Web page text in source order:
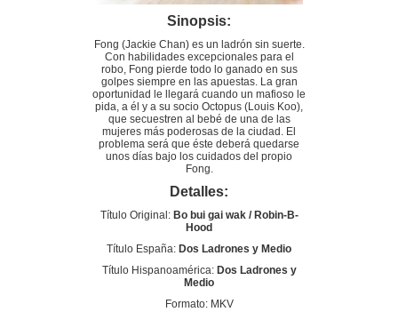
Sinopsis:
Fong (Jackie Chan) es un ladrón sin suerte.
Con habilidades excepcionales para el
robo, Fong pierde todo lo ganado en sus
golpes siempre en las apuestas. La gran
oportunidad le llegará cuando un mafioso le
pida, a él y a su socio Octopus (Louis Koo),
que secuestren al bebé de una de las
mujeres más poderosas de la ciudad. El
problema será que éste deberá quedarse
unos días bajo los cuidados del propio
Fong.
Detalles:
Título Original: Bo bui gai wak / Robin-B-
Hood
Título España: Dos Ladrones y Medio
Título Hispanoamérica: Dos Ladrones y
Medio
Formato: MKV